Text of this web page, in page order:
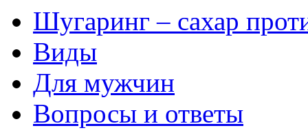
Шугаринг – сахар
Виды
Для мужчин
Вопросы и ответы